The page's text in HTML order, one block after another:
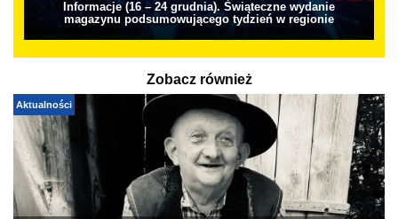
Informacje (16 – 24 grudnia). Świąteczne wydanie
magazynu podsumowującego tydzień w regionie
Zobacz również
Aktualności